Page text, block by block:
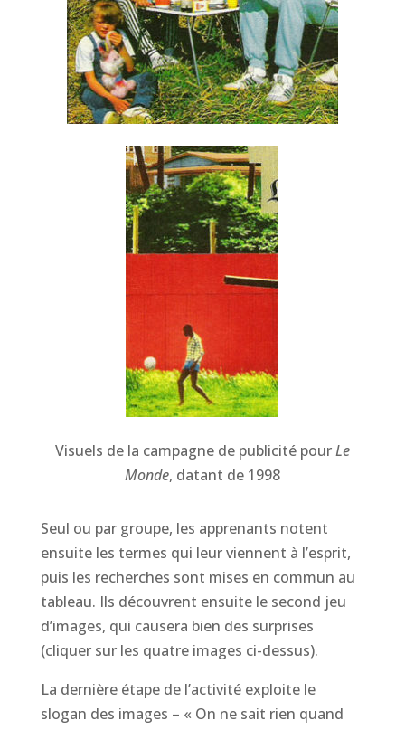
Visuels de la campagne de publicité pourLe
Monde, datant de 1998
Seul ou par groupe, les apprenants notent
ensuite les termes qui leur viennent à l’esprit,
puis les recherches sont mises en commun au
tableau. Ils découvrent ensuite le second jeu
d’images, qui causera bien des surprises
(cliquer sur les quatre images ci-dessus).
La dernière étape de l’activité exploite le
slogan des images – « On ne sait rien quand